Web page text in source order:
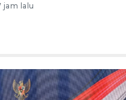
jam lalu